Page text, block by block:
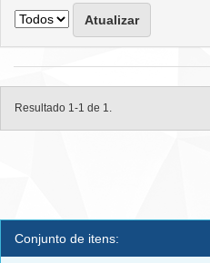
Resultado 1-1 de 1.
Conjunto de itens: